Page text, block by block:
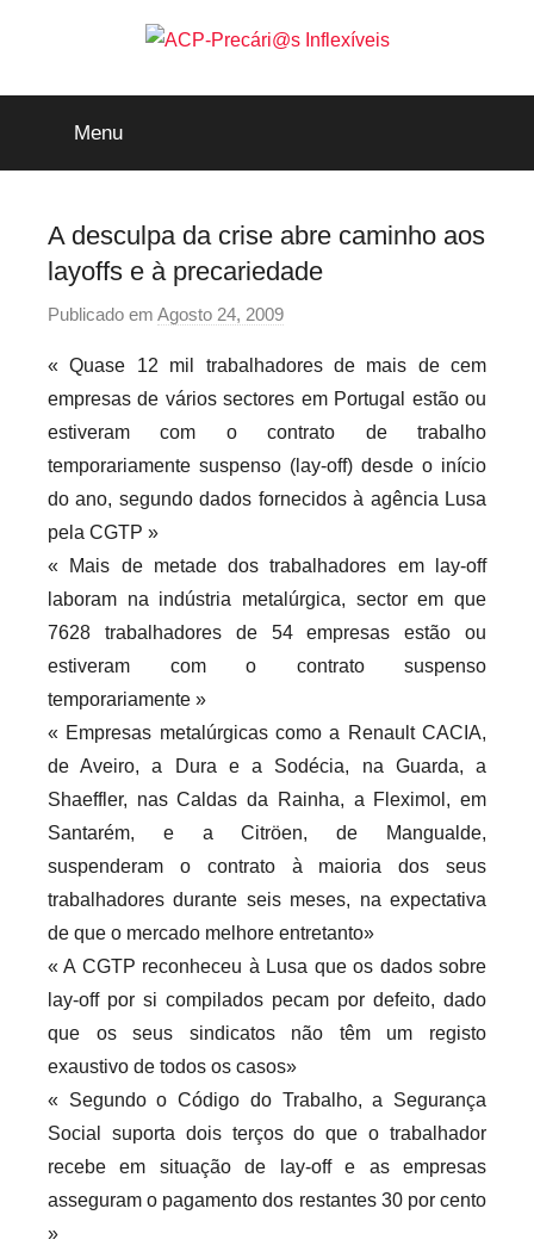
ACP-
Precári@s
Inflexíveis
Menu
A desculpa da crise abre caminho aos
layoffs e à precariedade
Publicado em Agosto 24, 2009
r
p
r
e
c
r
i
o
l
e
x
v
e
i
s
« Quase 12 mil trabalhadores de mais de cem
empresas de vários sectores em Portugal estão ou
estiveram com o contrato de trabalho
temporariamente suspenso (lay-off) desde o início
do ano, segundo dados fornecidos à agência Lusa
pela CGTP »
« Mais de metade dos trabalhadores em lay-off
laboram na indústria metalúrgica, sector em que
7628 trabalhadores de 54 empresas estão ou
estiveram com o contrato suspenso
temporariamente »
« Empresas metalúrgicas como a Renault CACIA,
de Aveiro, a Dura e a Sodécia, na Guarda, a
Shaeffler, nas Caldas da Rainha, a Fleximol, em
Santarém, e a Citröen, de Mangualde,
suspenderam o contrato à maioria dos seus
trabalhadores durante seis meses, na expectativa
de que o mercado melhore entretanto»
« A CGTP reconheceu à Lusa que os dados sobre
lay-off por si compilados pecam por defeito, dado
que os seus sindicatos não têm um registo
exaustivo de todos os casos»
« Segundo o Código do Trabalho, a Segurança
Social suporta dois terços do que o trabalhador
recebe em situação de lay-off e as empresas
asseguram o pagamento dos restantes 30 por cento
»